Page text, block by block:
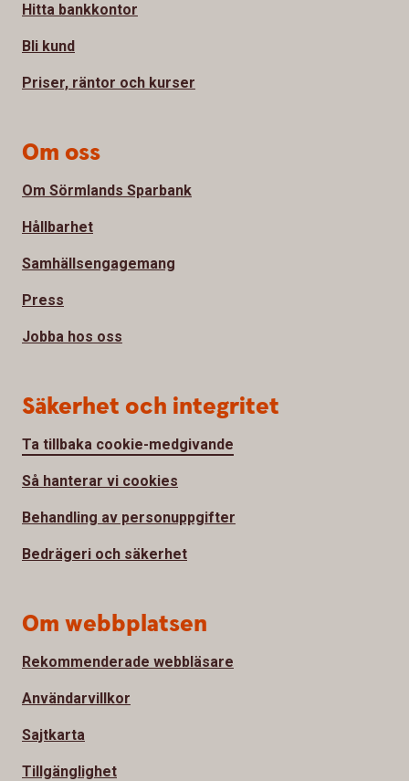
Hitta bankkontor
Bli kund
Priser, räntor och kurser
Om oss
Om Sörmlands Sparbank
Hållbarhet
Samhällsengagemang
Press
Jobba hos oss
Säkerhet och integritet
Ta tillbaka cookie-medgivande
Så hanterar vi cookies
Behandling av personuppgifter
Bedrägeri och säkerhet
Om webbplatsen
Rekommenderade webbläsare
Användarvillkor
Sajtkarta
Tillgänglighet